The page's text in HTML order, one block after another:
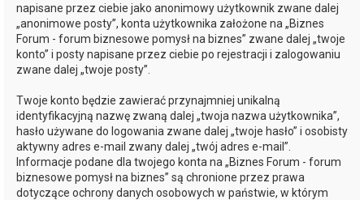
napisane przez ciebie jako anonimowy użytkownik zwane dalej
„anonimowe posty”, konta użytkownika założone na „Biznes
Forum - forum biznesowe pomysł na biznes” zwane dalej „twoje
konto” i posty napisane przez ciebie po rejestracji i zalogowaniu
zwane dalej „twoje posty”.
Twoje konto będzie zawierać przynajmniej unikalną
identyfikacyjną nazwę zwaną dalej „twoja nazwa użytkownika”,
hasło używane do logowania zwane dalej „twoje hasło” i osobisty
aktywny adres e-mail zwany dalej „twój adres e-mail”.
Informacje podane dla twojego konta na „Biznes Forum - forum
biznesowe pomysł na biznes” są chronione przez prawa
dotyczące ochrony danych osobowych w państwie, w którym